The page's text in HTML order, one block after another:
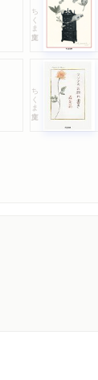
ちくま文庫
ちくま文庫